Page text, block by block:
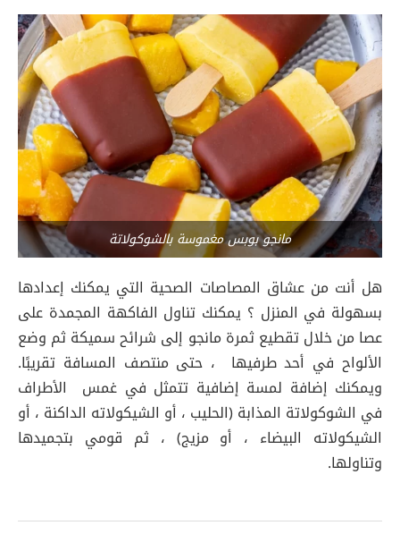
مانجو بوبس مغموسة بالشوكولاتة
هل أنت من عشاق المصاصات الصحية التي يمكنك إعدادها
بسهولة في المنزل ؟ يمكنك تناول الفاكهة المجمدة على
عصا من خلال تقطيع ثمرة مانجو إلى شرائح سميكة ثم وضع
الألواح في أحد طرفيها ، حتى منتصف المسافة تقريبًا.
ويمكنك إضافة لمسة إضافية تتمثل في غمس الأطراف
في الشوكولاتة المذابة (الحليب ، أو الشيكولاته الداكنة ، أو
الشيكولاته البيضاء ، أو مزيج) ، ثم قومي بتجميدها
وتناولها.